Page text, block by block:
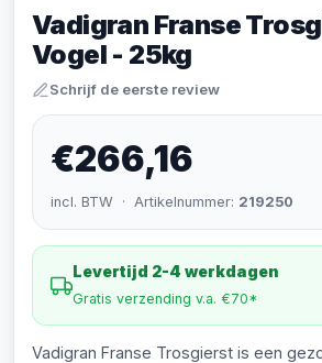
Vadigran Franse
Vogel - 25kg
Schrijf de eerste review
€266,16
incl. BTW · Artikelnummer: 219250
Levertijd 2-4 werkdagen
Gratis verzending v.a. €70*
Vadigran Franse Trosgierst is een